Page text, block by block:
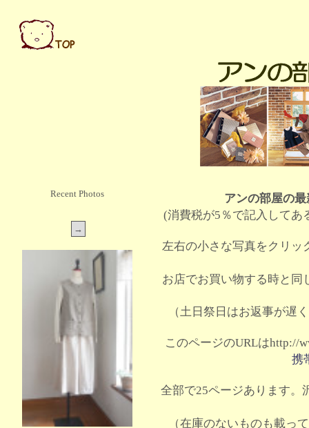
Recent Photos
アンの部屋の
(消費税が5％で記入してあ
左右の小さな写真をクリッ
お店でお買い物する時と同
（土日祭日はお返事が遅
このページのURLはhttp://
携
全部で25ページあります。
（在庫のないものも載っ